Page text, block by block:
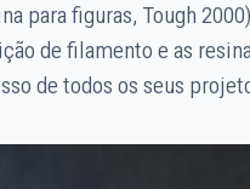
para figuras, Tough
de filamento e as
de todos os seus